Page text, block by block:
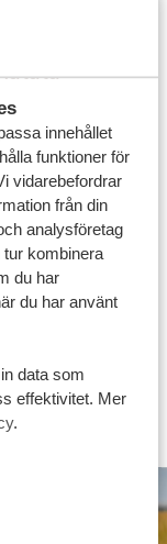
innehållet
funktioner för
vidarebefordrar
från din
analysföretag
kombinera
du har
du har använt
data som
effektivitet. Mer
.
för
och
på Tanzania
på vår sida